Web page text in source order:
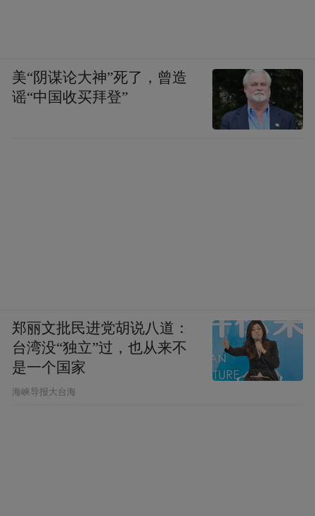
美“阴谋论大神”死了，曾造
谣“中国收买拜登”
郑丽文批民进党胡说八道：
台湾没“独立”过，也从来不
是一个国家
​海峡导报大台海